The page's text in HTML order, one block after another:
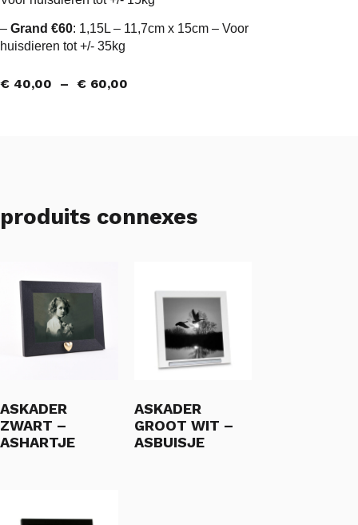
– Grand €60: 1,15L – 11,7cm x 15cm – Voor
huisdieren tot +/- 35kg
€ 40,00 – € 60,00
produits connexes
ASKADER
ZWART –
ASHARTJE
ASKADER
GROOT WIT –
ASBUISJE